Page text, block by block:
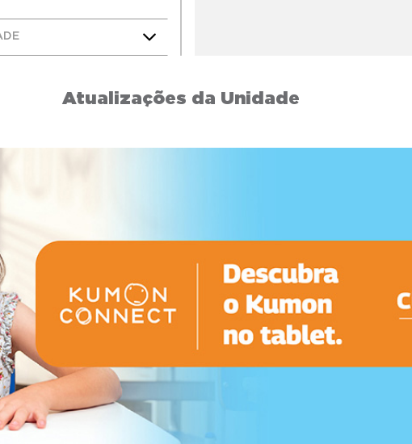
Atualizações da Unidade